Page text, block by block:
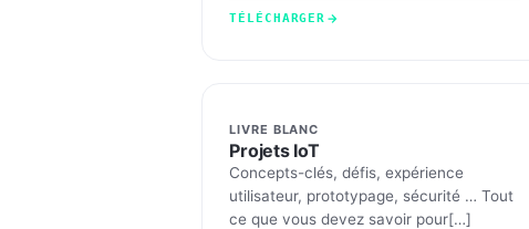
TÉLÉCHARGER
LIVRE BLANC
Projets IoT
Concepts-clés, défis, expérience
utilisateur, prototypage, sécurité … Tout
ce que vous devez savoir pour[…]